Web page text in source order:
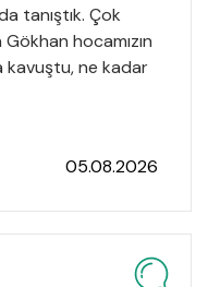
tanıştık. Çok
hocamızın
kavuştu, ne kadar
05.08.2026